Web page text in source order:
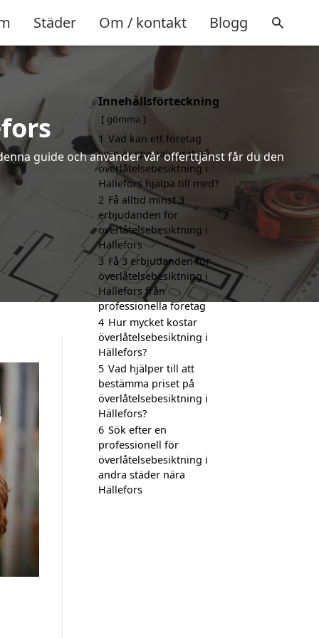
Städer Om / kontakt Blogg
guide och använder vår offerttjänst får du den
Innehållsförteckning
gömma
1 Vad kan ett företag
som är specialiserat på
överlåtelsebesiktning i
Hällefors hjälpa till med?
2 Få alltid minst 3
erbjudanden för
överlåtelsebesiktning i
Hällefors
3 Få 3 erbjudanden för
överlåtelsebesiktning i
Hällefors från
professionella företag
4 Hur mycket kostar
överlåtelsebesiktning i
Hällefors?
5 Vad hjälper till att
bestämma priset på
överlåtelsebesiktning i
Hällefors?
6 Sök efter en
professionell för
överlåtelsebesiktning i
andra städer nära
Hällefors